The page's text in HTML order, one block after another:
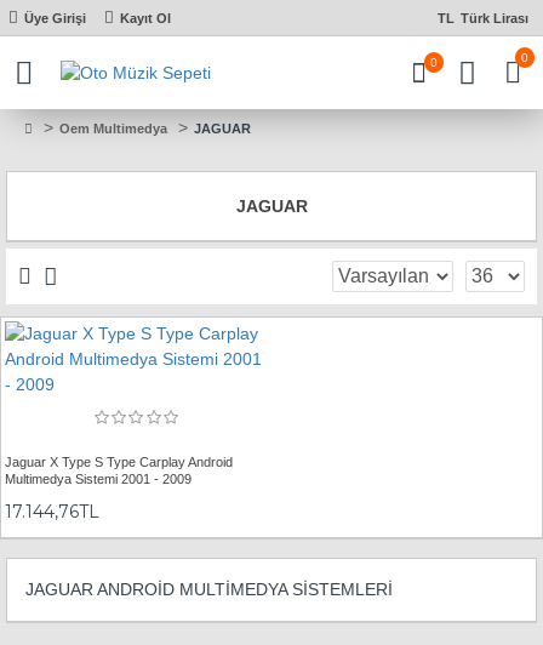
Üye Girişi Kayıt Ol TL Türk Lirası
0 0
Oem Multimedya JAGUAR
JAGUAR
JAGUAR ANDROİD MULTİMEDYA SİSTEMLERİ
Jaguar X Type S Type Carplay Android
Multimedya Sistemi 2001 - 2009
17.144,76TL